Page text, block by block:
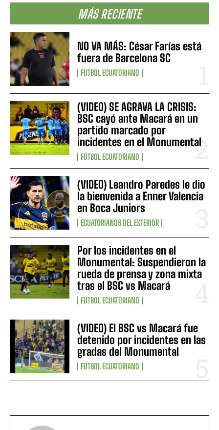
MÁS RECIENTE
NO VA MÁS: César Farías está
fuera de Barcelona SC
FÚTBOL ECUATORIANO
(VIDEO) SE AGRAVA LA CRISIS:
BSC cayó ante Macará en un
partido marcado por
incidentes en el Monumental
FÚTBOL ECUATORIANO
(VIDEO) Leandro Paredes le dio
la bienvenida a Enner Valencia
en Boca Juniors
ECUATORIANOS DEL EXTERIOR
Por los incidentes en el
Monumental: Suspendieron la
rueda de prensa y zona mixta
tras el BSC vs Macará
FÚTBOL ECUATORIANO
(VIDEO) El BSC vs Macará fue
detenido por incidentes en las
gradas del Monumental
FÚTBOL ECUATORIANO